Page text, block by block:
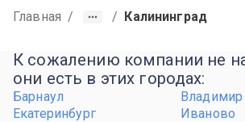
Главная / / Калининград
К сожалению компании не
они есть в этих городах:
Барнаул
Владимир
Екатеринбург
Иваново